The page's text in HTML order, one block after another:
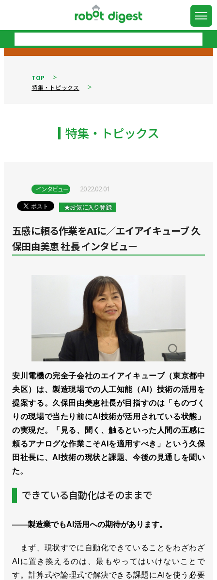
TOP
特集・トピックス
特集・トピックス
インタビュー 2022.02.01
★お気に入り登録
五感に頼る作業をAIに／エイアイキューブ 久
保田由美恵 社長 インタビュー
安川電機の完全子会社のエイアイキューブ（東京都中
央区）は、製造現場での人工知能（AI）技術の活用を
提案する。久保田由美恵社長が目指すのは「ものづく
りの現場で当たり前にAI技術が活用されている状態」
の実現だ。「見る、聞く、触るといった人間の五感に
頼るアナログな作業こそAIを適用すべき」という久保
田社長に、AI技術の現状と課題、今後の見通しを聞い
た。
できている自動化はそのままで
――製造業でもAI活用への期待があります。
まず、現状すでに自動化できていることをわざわざ
AIに置き換えるのは、最もやってはいけないことで
す。計算式や論理式で解決できる課題にAIを使う必要